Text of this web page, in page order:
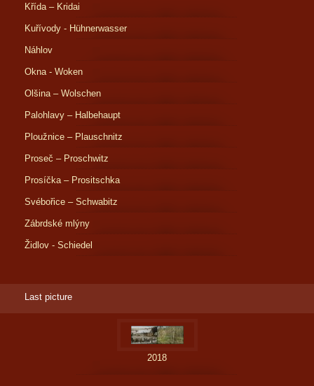
Křída – Kridai
Kuřívody - Hühnerwasser
Náhlov
Okna - Woken
Olšina – Wolschen
Palohlavy – Halbehaupt
Ploužnice – Plauschnitz
Proseč – Proschwitz
Prosíčka – Prositschka
Svébořice – Schwabitz
Zábrdské mlýny
Židlov - Schiedel
Last picture
2018